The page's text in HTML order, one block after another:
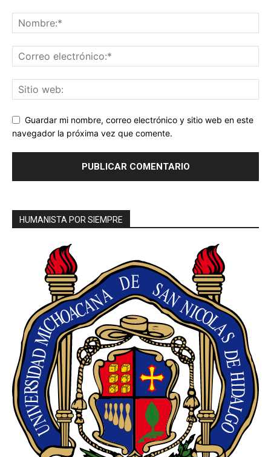
Guardar mi nombre, correo electrónico y sitio web en este
navegador la próxima vez que comente.
HUMANISTA POR SIEMPRE